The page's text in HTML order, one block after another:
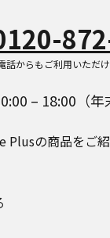
話からもご利用いただ
– 18:00（年
Plusの商品をご